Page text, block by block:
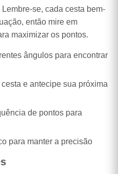
se, cada cesta bem-
então mire em
maximizar os pontos.
ângulos para encontrar
e antecipe sua próxima
de pontos para
para manter a precisão